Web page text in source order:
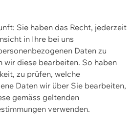
Sie haben das Recht, jederzeit
in Ihre bei uns
Daten zu
wir diese bearbeiten. So haben
zu prüfen, welche
Daten wir über Sie bearbeiten,
gemäss geltenden
verwenden.